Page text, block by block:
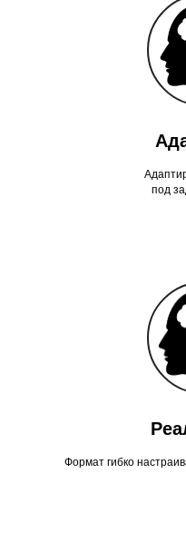
под
Формат гибко